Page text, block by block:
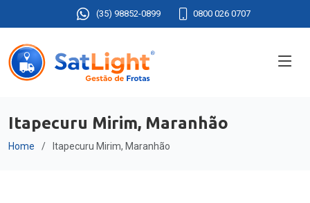
(35) 98852-0899 0800 026 0707
Itapecuru Mirim, Maranhão
Home Itapecuru Mirim, Maranhão